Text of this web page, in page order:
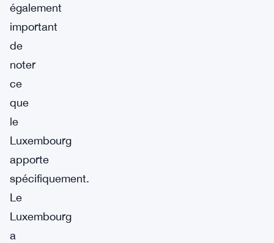
également
important
de
noter
ce
que
le
Luxembourg
apporte
spécifiquement.
Le
Luxembourg
a